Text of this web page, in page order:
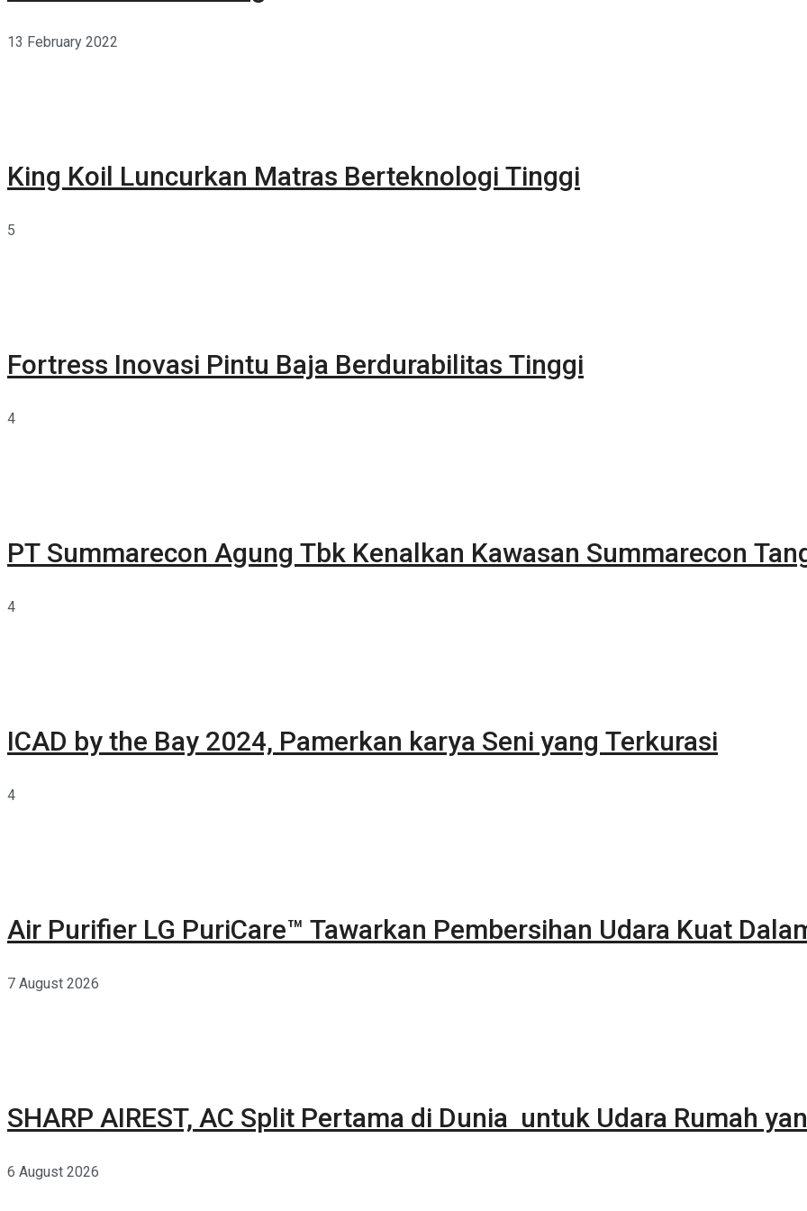
13 February 2022
King Koil Luncurkan Matras Berteknologi Tinggi
5
Fortress Inovasi Pintu Baja Berdurabilitas Tinggi
4
PT Summarecon Agung Tbk Kenalkan Kawasan Summarecon
4
ICAD by the Bay 2024, Pamerkan karya Seni yang Terkurasi
4
Air Purifier LG PuriCare™ Tawarkan Pembersihan Udara Kuat
7 August 2026
SHARP AIREST, AC Split Pertama di Dunia untuk Udara Rumah
6 August 2026